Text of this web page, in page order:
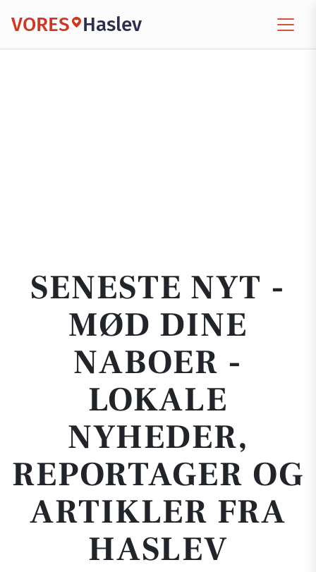
VORES Haslev
SENESTE NYT -
MØD DINE
NABOER -
LOKALE
NYHEDER,
REPORTAGER OG
ARTIKLER FRA
HASLEV